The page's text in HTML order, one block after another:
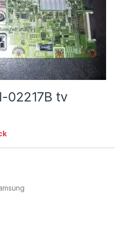
02217B tv